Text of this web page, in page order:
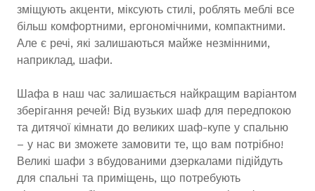
зміщують акценти, міксують стилі, роблять меблі все
більш комфортними, ергономічними, компактними.
Але є речі, які залишаються майже незмінними,
наприклад, шафи.
Шафа в наш час залишається найкращим варіантом
зберігання речей! Від вузьких шаф для передпокою
та дитячої кімнати до великих шаф-купе у спальню
– у нас ви зможете замовити те, що вам потрібно!
Великі шафи з вбудованими дзеркалами підійдуть
для спальні та приміщень, що потребують